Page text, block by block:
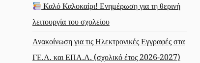
Καλό Καλοκαίρι! Ενημέρωση για τη θερινή
λειτουργία του σχολείου
Ανακοίνωση για τις Ηλεκτρονικές Εγγραφές στα
ΓΕ.Λ. και ΕΠΑ.Λ. (σχολικό έτος 2026-2027)